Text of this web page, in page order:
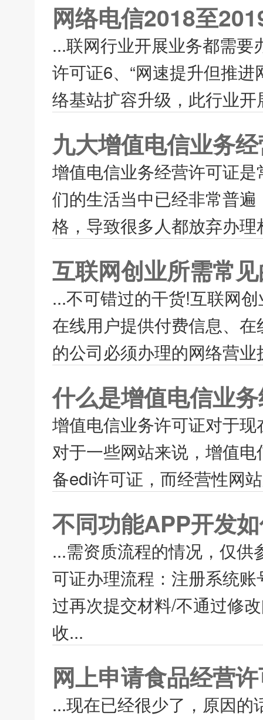
网络电信2018至
...联网行业开展业务都需
许可证6、“网速提升但推
络基站扩容升级，此行业
九大增值电信业务
增值电信业务经营许可证
们的生活当中已经非常普
格，导致很多人都放弃办
互联网创业所需常
...不可错过的干货!互联网
在线用户提供付费信息、
的公司必须办理的网络营
什么是增值电信业
增值电信业务许可证对于
对于一些网站来说，增值
备edi许可证，而经营性网
不同功能APP开发
...需资质流程的情况，仅
可证办理流程：注册系统
过再次提交材料/不通过修
收...
网上申请食品经营
...现在已经很少了，原因